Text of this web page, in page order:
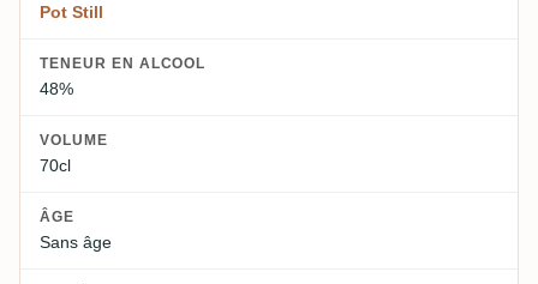
Pot Still
TENEUR EN ALCOOL
48%
VOLUME
70cl
ÂGE
Sans âge